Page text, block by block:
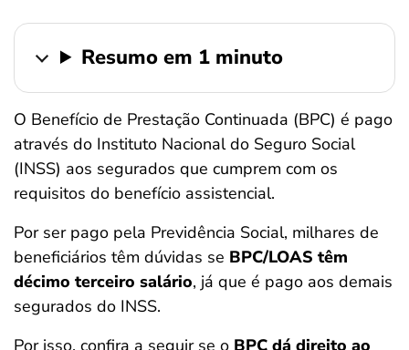
Resumo em 1 minuto
O Benefício de Prestação Continuada (BPC) é pago
através do Instituto Nacional do Seguro Social
(INSS) aos segurados que cumprem com os
requisitos do benefício assistencial.
Por ser pago pela Previdência Social, milhares de
beneficiários têm dúvidas se BPC/LOAS têm
décimo terceiro salário, já que é pago aos demais
segurados do INSS.
Por isso, confira a seguir se o BPC dá direito ao